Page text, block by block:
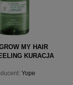
MY HAIR
KURACJA
Yope